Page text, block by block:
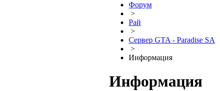
Форум
>
Рай
>
Сервер GTA - Paradise SA
>
Информация
Информация